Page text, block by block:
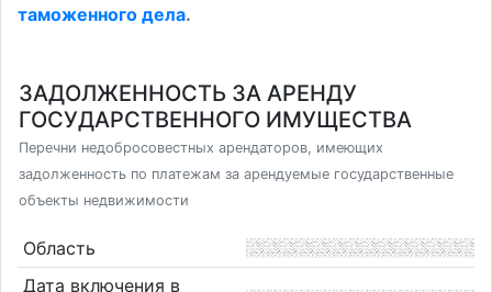
таможенного дела.
ЗАДОЛЖЕННОСТЬ ЗА АРЕНДУ
ГОСУДАРСТВЕННОГО ИМУЩЕСТВА
Перечни недобросовестных арендаторов, имеющих
задолженность по платежам за арендуемые государственные
объекты недвижимости
Область
Дата включения в